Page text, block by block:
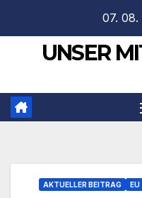
springen
07. 08.
UNSER
AKTUELLER BEITRAG EU